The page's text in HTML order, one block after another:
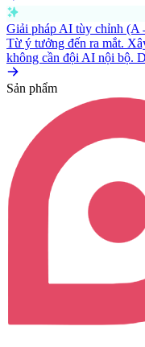
Giải pháp AI tùy chỉnh
Từ ý tưởng đến ra mắt.
không cần đội AI nội bộ.
Sản phẩm